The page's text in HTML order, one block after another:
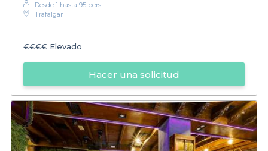
Desde 1 hasta 95 pers.
Trafalgar
€€€€ Elevado
Hacer una solicitud